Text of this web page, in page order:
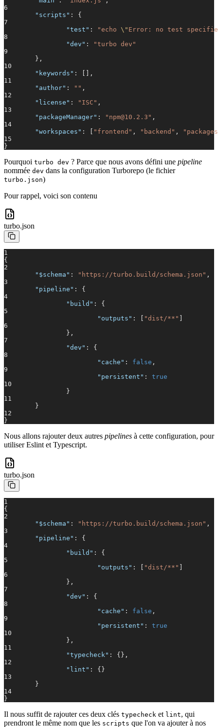
6
"scripts" : {
7
"test" : "echo \" Error: no test
8
"dev" :
"turbo dev"
9
},
10
"keywords" : [],
11
"author" : "" ,
12
"license" : "ISC" ,
13
"packageManager" : "npm@10.2.3" ,
14
"workspaces" : [ "frontend" , "backend" ,
15
}
Pourquoi turbo dev ? Parce que nous avons défini une pipeline
nommée dev dans la configuration Turborepo (le fichier
turbo.json)
Pour rappel, voici son contenu
turbo.json
1
{
2
"$schema" : "https://turbo.build/schema.json" ,
3
"pipeline" : {
4
"build" : {
5
"outputs" : [ "dist/**" ]
6
},
7
"dev" : {
8
"cache" : false ,
9
"persistent" :
true
10
}
11
}
12
}
Nous allons rajouter deux autres pipelines à cette configuration, pour
utiliser Eslint et Typescript.
turbo.json
1
{
2
"$schema" : "https://turbo.build/schema.json" ,
3
"pipeline" : {
4
"build" : {
5
"outputs" : [ "dist/**" ]
6
},
7
"dev" : {
8
"cache" : false ,
9
"persistent" :
true
10
},
11
"typecheck" : {},
12
"lint" : {}
13
}
14
}
Il nous suffit de rajouter ces deux clés typecheck et lint, qui
prendront le même nom que les scripts que l'on va ajouter à nos